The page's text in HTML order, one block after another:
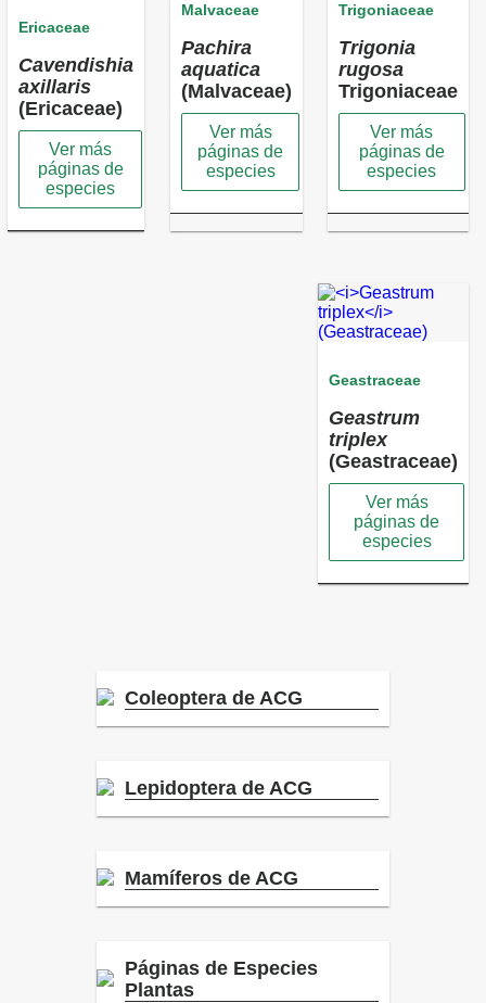
Ericaceae
Cavendishia
axillaris
(Ericaceae)
Ver más
páginas de
especies
Malvaceae
Pachira
aquatica
(Malvaceae)
Ver más
páginas de
especies
Trigoniaceae
Trigonia
rugosa
Trigoniaceae
Ver más
páginas de
especies
Geastraceae
Geastrum
triplex
(Geastraceae)
Ver más
páginas de
especies
Coleoptera de ACG
Lepidoptera de ACG
Mamíferos de ACG
Páginas de Especies
Plantas